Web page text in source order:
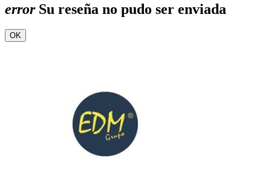
errorSu reseña no pudo ser enviada
OK